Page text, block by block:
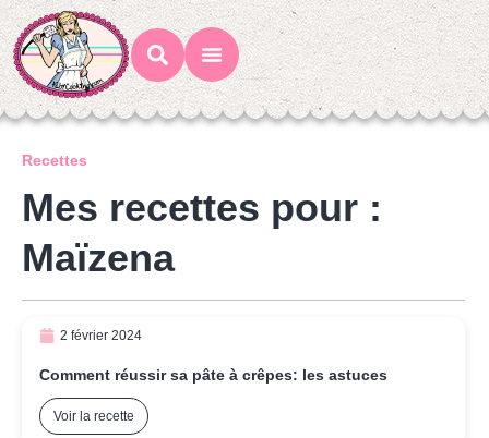
Recettes
Mes recettes pour :
Maïzena
2 février 2024
Comment réussir sa pâte à crêpes: les astuces
Voir la recette